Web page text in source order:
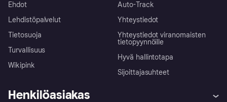
Ehdot
Lehdistöpalvelut
Tietosuoja
Turvallisuus
Wikipink
Auto-Track
Yhteystiedot
Yhteystiedot viranomaisten
tietopyynnöille
Hyvä hallintotapa
Sijoittajasuhteet
Henkilöasiakas